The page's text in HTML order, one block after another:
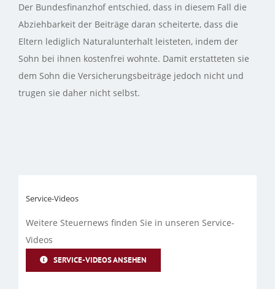
Der Bundesfinanzhof entschied, dass in diesem Fall die
Abziehbarkeit der Beiträge daran scheiterte, dass die
Eltern lediglich Naturalunterhalt leisteten, indem der
Sohn bei ihnen kostenfrei wohnte. Damit erstatteten sie
dem Sohn die Versicherungsbeiträge jedoch nicht und
trugen sie daher nicht selbst.
Service-Videos
Weitere Steuernews finden Sie in unseren Service-
Videos
SERVICE-VIDEOS ANSEHEN